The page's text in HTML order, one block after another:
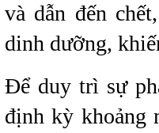
và dẫn đến
dinh dưỡng,
Để duy trì sự
định kỳ khoảng